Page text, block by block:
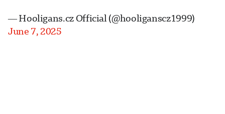
— Hooligans.cz Official (@hooliganscz1999)
June 7, 2025